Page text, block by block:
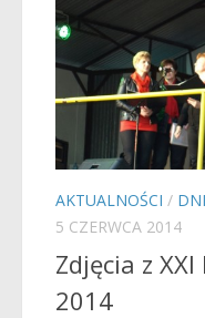
AKTUALNOŚCI /
5 CZERWCA 2014
Zdjęcia z
2014